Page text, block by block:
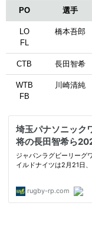
PO 選手
LO
FL
橋本吾郎
CTB 長田智希
WTB
FB
川崎清純